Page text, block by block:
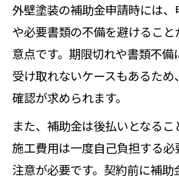
外壁塗装の補助金申請時には
や必要書類の不備を避けるこ
意点です。期限切れや書類不備
受け取れないケースもあるため
確認が求められます。
また、補助金は後払いとなるこ
施工費用は一度自己負担する必
注意が必要です。契約前に補助